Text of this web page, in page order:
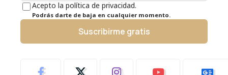
Acepto la política de privacidad.
Podrás darte de baja en cualquier momento.
Suscribirme gratis